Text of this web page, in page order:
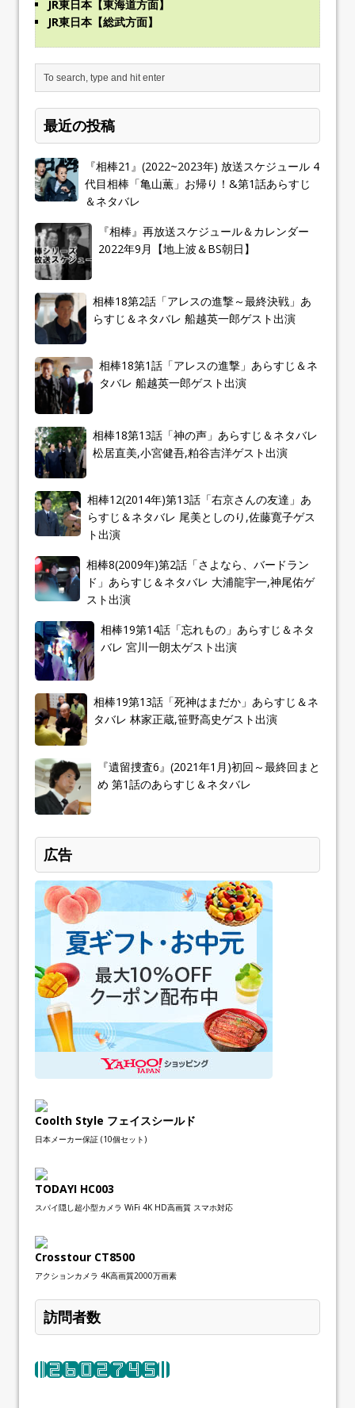
JR東日本【東海道方面】
JR東日本【総武方面】
最近の投稿
『相棒21』(2022~2023年) 放送スケジュール 4
代目相棒「亀山薫」お帰り！&第1話あらすじ
＆ネタバレ
『相棒』再放送スケジュール＆カレンダー
2022年9月【地上波＆BS朝日】
相棒18第2話「アレスの進撃～最終決戦」あ
らすじ＆ネタバレ 船越英一郎ゲスト出演
相棒18第1話「アレスの進撃」あらすじ＆ネ
タバレ 船越英一郎ゲスト出演
相棒18第13話「神の声」あらすじ＆ネタバレ
松居直美,小宮健吾,粕谷吉洋ゲスト出演
相棒12(2014年)第13話「右京さんの友達」あ
らすじ＆ネタバレ 尾美としのり,佐藤寛子ゲス
ト出演
相棒8(2009年)第2話「さよなら、バードラン
ド」あらすじ＆ネタバレ 大浦龍宇一,神尾佑ゲ
スト出演
相棒19第14話「忘れもの」あらすじ＆ネタ
バレ 宮川一朗太ゲスト出演
相棒19第13話「死神はまだか」あらすじ＆ネ
タバレ 林家正蔵,笹野高史ゲスト出演
『遺留捜査6』(2021年1月)初回～最終回まと
め 第1話のあらすじ＆ネタバレ
広告
Coolth Style フェイスシールド
日本メーカー保証 (10個セット)
TODAYI HC003
スパイ隠し超小型カメラ WiFi 4K HD高画質 スマホ対応
Crosstour CT8500
アクションカメラ 4K高画質2000万画素
訪問者数